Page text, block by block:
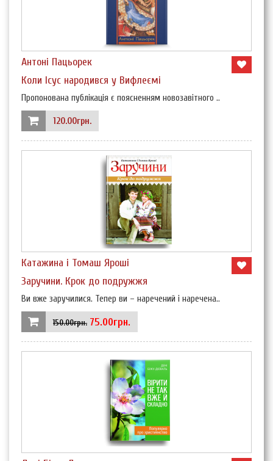
Антоні Пацьорек
Коли Ісус народився у Вифлеємі
Пропонована публікація є поясненням новозавітного ..
120.00грн.
Катажина і Томаш Яроші
Заручини. Крок до подружжя
Ви вже заручилися. Тепер ви – наречений і наречена..
150.00грн. 75.00грн.